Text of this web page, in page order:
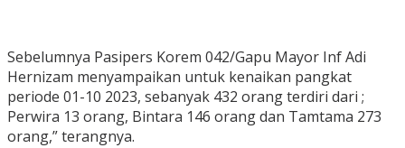
Sebelumnya Pasipers Korem 042/Gapu Mayor Inf Adi
Hernizam menyampaikan untuk kenaikan pangkat
periode 01-10 2023, sebanyak 432 orang terdiri dari ;
Perwira 13 orang, Bintara 146 orang dan Tamtama 273
orang,” terangnya.